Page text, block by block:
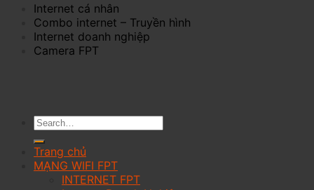
Internet cá nhân
Combo internet – Truyền hình
Internet doanh nghiệp
Camera FPT
Trang chủ
MẠNG WIFI FPT
INTERNET FPT